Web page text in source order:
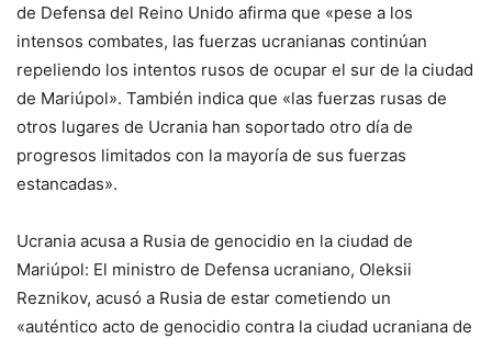
de Defensa del Reino Unido afirma que «pese a los
intensos combates, las fuerzas ucranianas continúan
repeliendo los intentos rusos de ocupar el sur de la ciudad
de Mariúpol». También indica que «las fuerzas rusas de
otros lugares de Ucrania han soportado otro día de
progresos limitados con la mayoría de sus fuerzas
estancadas».
Ucrania acusa a Rusia de genocidio en la ciudad de
Mariúpol: El ministro de Defensa ucraniano, Oleksii
Reznikov, acusó a Rusia de estar cometiendo un
«auténtico acto de genocidio contra la ciudad ucraniana de